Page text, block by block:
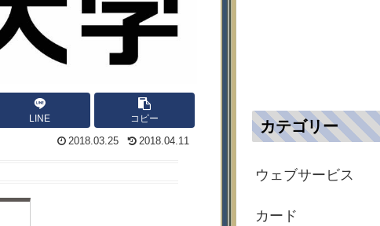
LINE コピー
2018.03.25 2018.04.11
カテゴリー
ウェブサービス
カード